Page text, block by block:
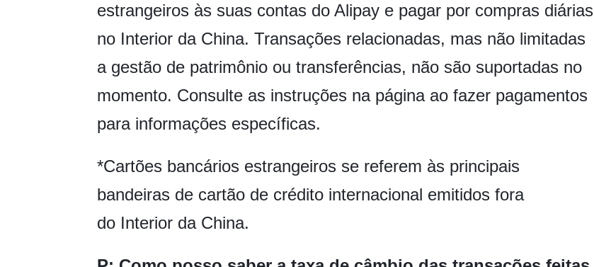
estrangeiros às suas contas do Alipay e pagar por compras diárias
no Interior da China. Transações relacionadas, mas não limitadas
a gestão de patrimônio ou transferências, não são suportadas no
momento. Consulte as instruções na página ao fazer pagamentos
para informações específicas.
*Cartões bancários estrangeiros se referem às principais
bandeiras de cartão de crédito internacional emitidos fora
do Interior da China.